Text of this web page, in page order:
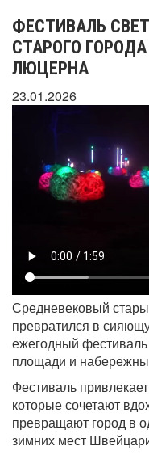
ФЕСТИВАЛЬ
СТАРОГО
ЛЮЦЕРНА
23.01.2026
Средневековый
превратился в
ежегодный
площади и
Фестиваль
которые сочетают
превращают город в
зимних мест